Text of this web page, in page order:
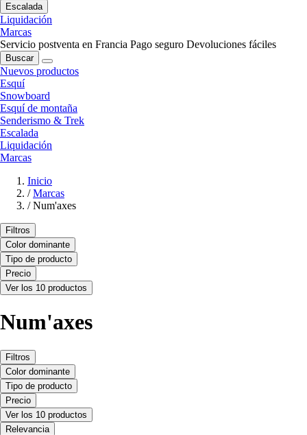
Escalada
Liquidación
Marcas
Servicio postventa en Francia Pago seguro Devoluciones fáciles
Buscar
Nuevos productos
Esquí
Snowboard
Esquí de montaña
Senderismo & Trek
Escalada
Liquidación
Marcas
Inicio
/ Marcas
/ Num'axes
Filtros
Color dominante
Tipo de producto
Precio
Ver los 10 productos
Num'axes
Filtros
Color dominante
Tipo de producto
Precio
Ver los 10 productos
Relevancia